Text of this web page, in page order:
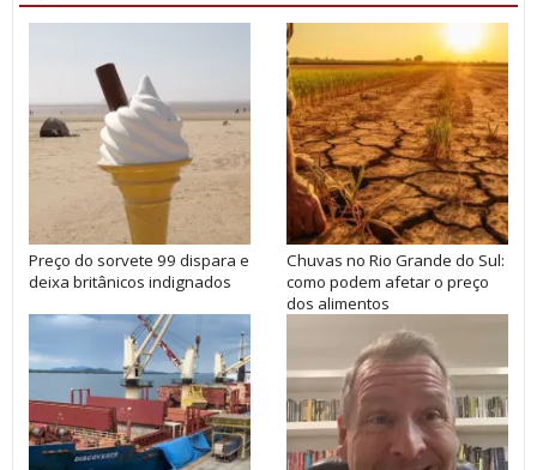
Preço do sorvete 99 dispara e
deixa britânicos indignados
Chuvas no Rio Grande do Sul:
como podem afetar o preço
dos alimentos